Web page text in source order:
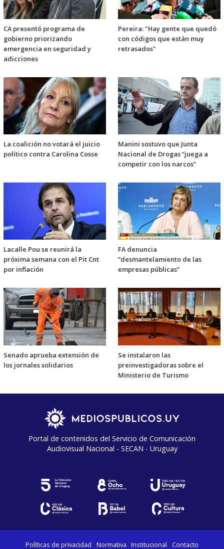
CA presentó programa de
gobierno priorizando
emergencia en seguridad y
adicciones
Pereira: "Hay gente que quedó
con códigos que están muy
retrasados"
La coalición no votará el juicio
político contra Carolina Cosse
Manini sostuvo que Junta
Nacional de Drogas “juega a
competir con los narcos”
Lacalle Pou se reunirá la
próxima semana con el Pit Cnt
por inflación
FA denuncia
“desmantelamiento de las
empresas públicas”
Senado aprueba extensión de
los jornales solidarios
Se instalaron las
preinvestigadoras sobre el
Ministerio de Turismo
Portal de contenidos del Servicio de Comunicación
Audiovisual Nacional - SECAN - Uruguay
Políticas de privacidad Normativa Institucional Contacto